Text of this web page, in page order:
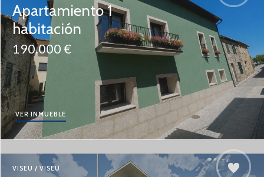
Apartamiento 1
habitación
190.000 €
VER INMUEBLE
VISEU / VISEU